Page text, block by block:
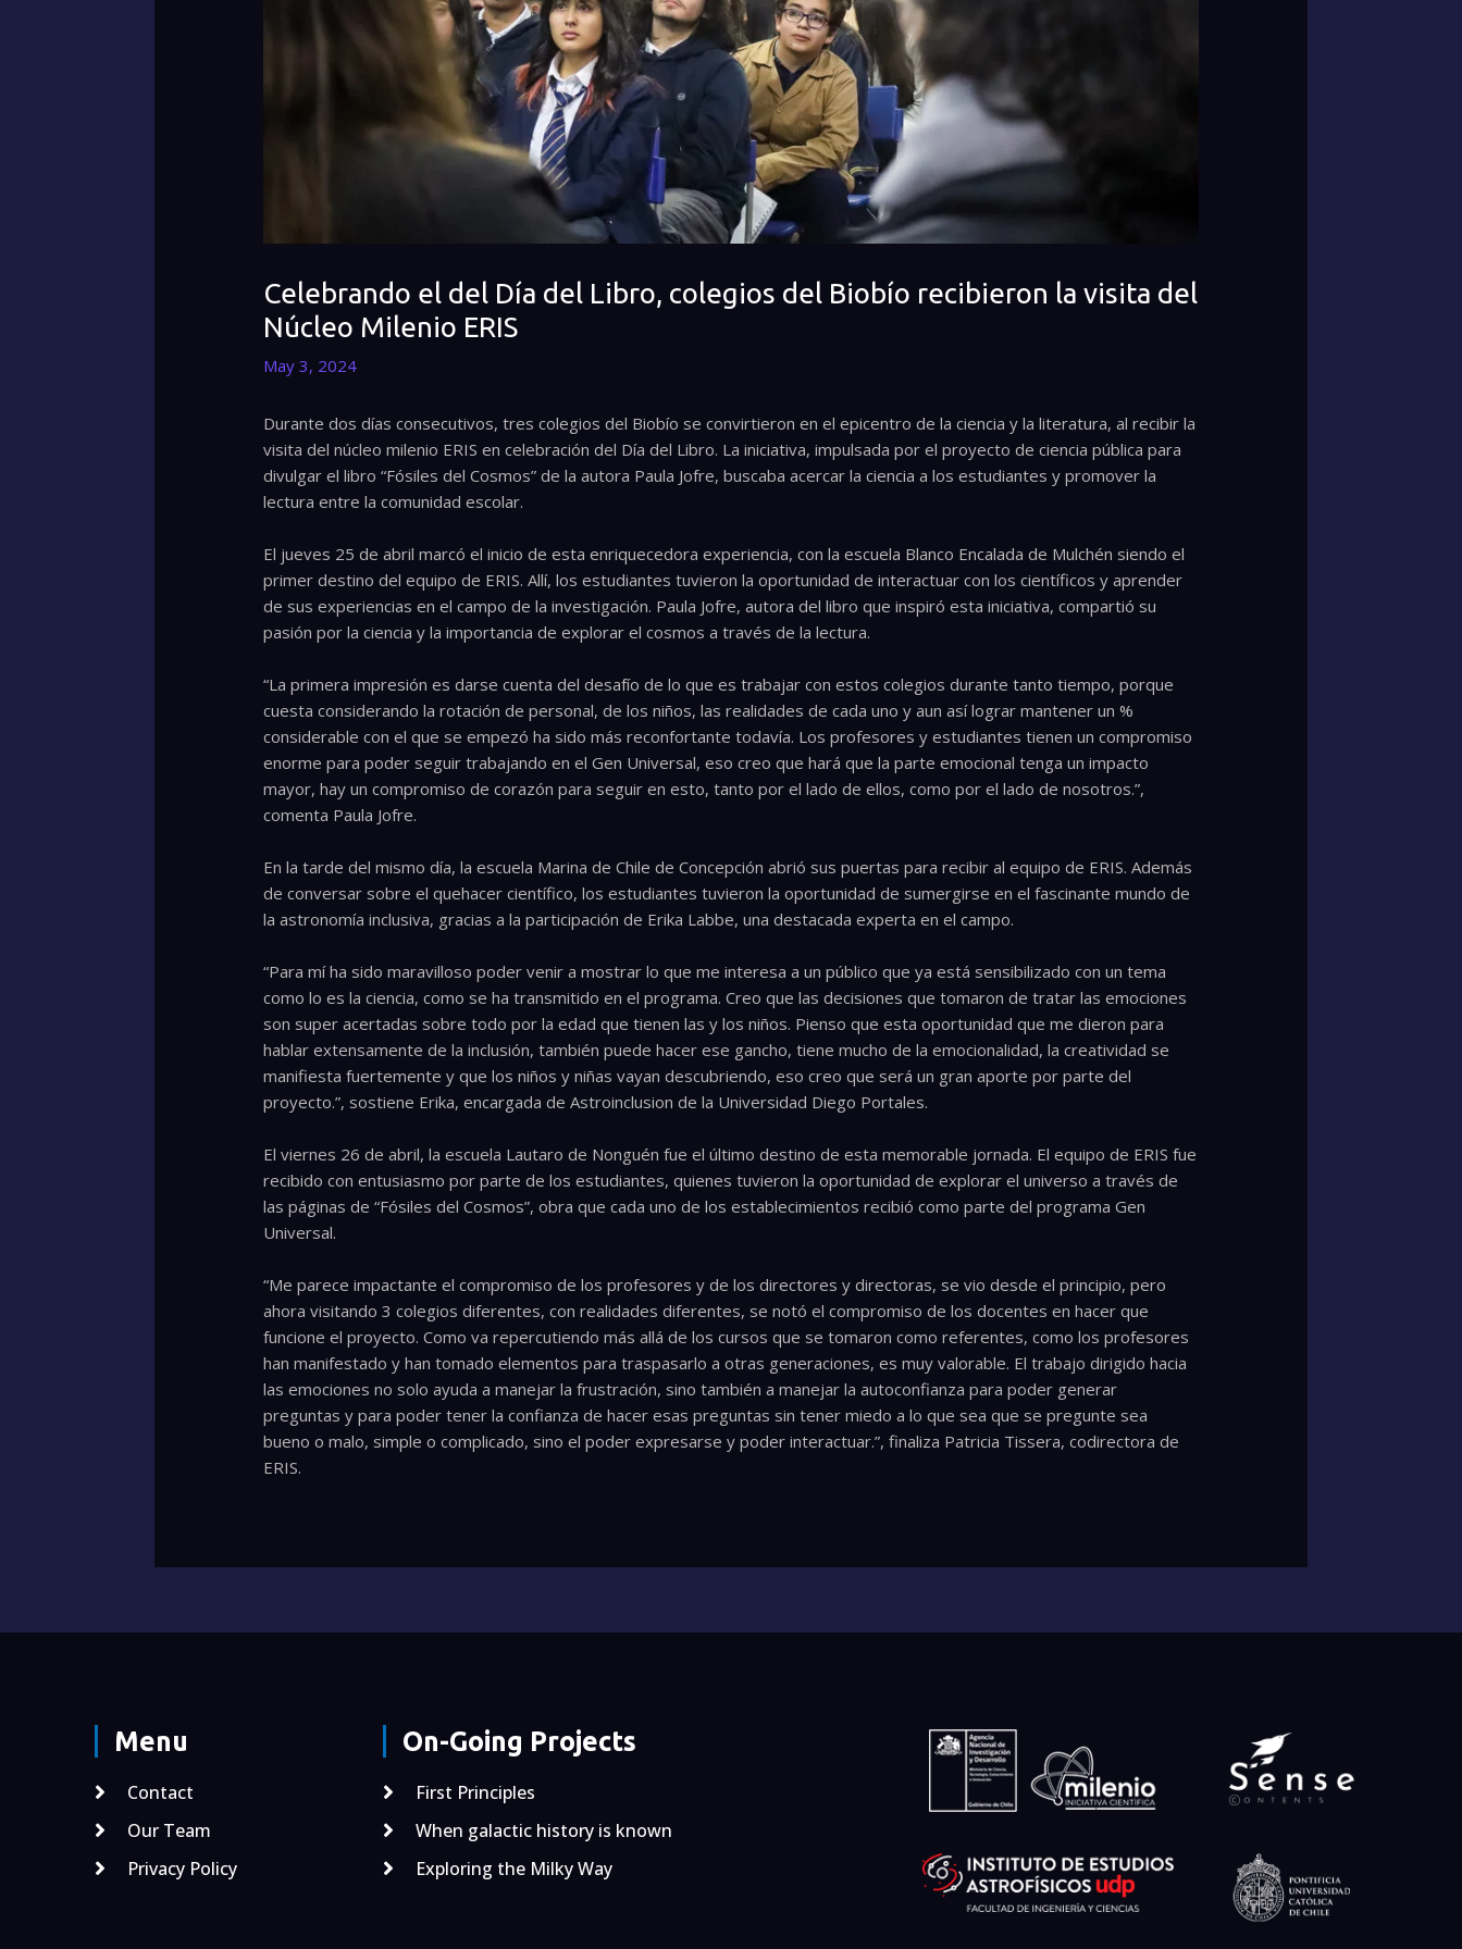
Celebrando el del Día del Libro, colegios del Biobío recibieron la visita del
Núcleo Milenio ERIS
May 3, 2024
Durante dos días consecutivos, tres colegios del Biobío se convirtieron en el epicentro de la ciencia y la literatura, al recibir la
visita del núcleo milenio ERIS en celebración del Día del Libro. La iniciativa, impulsada por el proyecto de ciencia pública para
divulgar el libro “Fósiles del Cosmos” de la autora Paula Jofre, buscaba acercar la ciencia a los estudiantes y promover la
lectura entre la comunidad escolar.
El jueves 25 de abril marcó el inicio de esta enriquecedora experiencia, con la escuela Blanco Encalada de Mulchén siendo el
primer destino del equipo de ERIS. Allí, los estudiantes tuvieron la oportunidad de interactuar con los científicos y aprender
de sus experiencias en el campo de la investigación. Paula Jofre, autora del libro que inspiró esta iniciativa, compartió su
pasión por la ciencia y la importancia de explorar el cosmos a través de la lectura.
“La primera impresión es darse cuenta del desafío de lo que es trabajar con estos colegios durante tanto tiempo, porque
cuesta considerando la rotación de personal, de los niños, las realidades de cada uno y aun así lograr mantener un %
considerable con el que se empezó ha sido más reconfortante todavía. Los profesores y estudiantes tienen un compromiso
enorme para poder seguir trabajando en el Gen Universal, eso creo que hará que la parte emocional tenga un impacto
mayor, hay un compromiso de corazón para seguir en esto, tanto por el lado de ellos, como por el lado de nosotros.”,
comenta Paula Jofre.
En la tarde del mismo día, la escuela Marina de Chile de Concepción abrió sus puertas para recibir al equipo de ERIS. Además
de conversar sobre el quehacer científico, los estudiantes tuvieron la oportunidad de sumergirse en el fascinante mundo de
la astronomía inclusiva, gracias a la participación de Erika Labbe, una destacada experta en el campo.
“Para mí ha sido maravilloso poder venir a mostrar lo que me interesa a un público que ya está sensibilizado con un tema
como lo es la ciencia, como se ha transmitido en el programa. Creo que las decisiones que tomaron de tratar las emociones
son super acertadas sobre todo por la edad que tienen las y los niños. Pienso que esta oportunidad que me dieron para
hablar extensamente de la inclusión, también puede hacer ese gancho, tiene mucho de la emocionalidad, la creatividad se
manifiesta fuertemente y que los niños y niñas vayan descubriendo, eso creo que será un gran aporte por parte del
proyecto.”, sostiene Erika, encargada de Astroinclusion de la Universidad Diego Portales.
El viernes 26 de abril, la escuela Lautaro de Nonguén fue el último destino de esta memorable jornada. El equipo de ERIS fue
recibido con entusiasmo por parte de los estudiantes, quienes tuvieron la oportunidad de explorar el universo a través de
las páginas de “Fósiles del Cosmos”, obra que cada uno de los establecimientos recibió como parte del programa Gen
Universal.
“Me parece impactante el compromiso de los profesores y de los directores y directoras, se vio desde el principio, pero
ahora visitando 3 colegios diferentes, con realidades diferentes, se notó el compromiso de los docentes en hacer que
funcione el proyecto. Como va repercutiendo más allá de los cursos que se tomaron como referentes, como los profesores
han manifestado y han tomado elementos para traspasarlo a otras generaciones, es muy valorable. El trabajo dirigido hacia
las emociones no solo ayuda a manejar la frustración, sino también a manejar la autoconfianza para poder generar
preguntas y para poder tener la confianza de hacer esas preguntas sin tener miedo a lo que sea que se pregunte sea
bueno o malo, simple o complicado, sino el poder expresarse y poder interactuar.”, finaliza Patricia Tissera, codirectora de
ERIS.
Menu
Contact
Our Team
Privacy Policy
On-Going Projects
First Principles
When galactic history is known
Exploring the Milky Way